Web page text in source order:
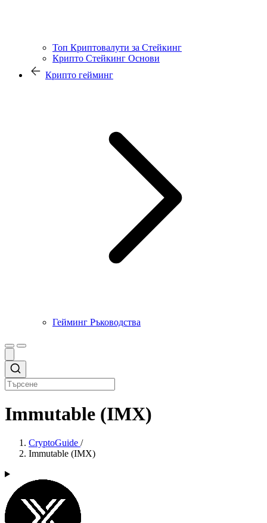
Топ Криптовалути за Стейкинг
Крипто Стейкинг Основи
Крипто гейминг
Гейминг Ръководства
Immutable (IMX)
CryptoGuide /
Immutable (IMX)